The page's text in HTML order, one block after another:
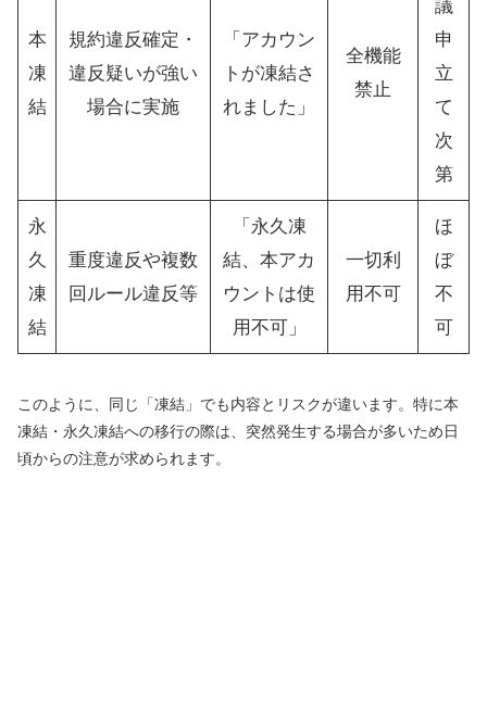
本
凍
結
規約違反確定・
違反疑いが強い
場合に実施
「アカウン
トが凍結さ
れました」
全機能
禁止
議
申
立
て
次
第
永
久
凍
結
重度違反や複数
回ルール違反等
「永久凍
結、本アカ
ウントは使
用不可」
一切利
用不可
ほ
ぼ
不
可
このように、同じ「凍結」でも内容とリスクが違います。特に本
凍結・永久凍結への移行の際は、突然発生する場合が多いため日
頃からの注意が求められます。